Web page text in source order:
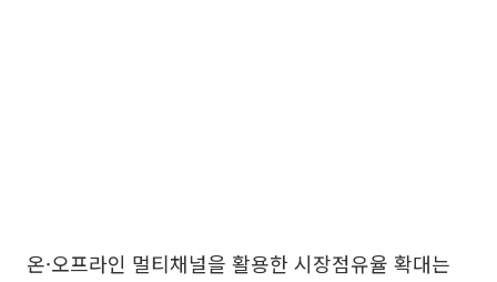
온·오프라인 멀티채널을 활용한 시장점유율 확대는